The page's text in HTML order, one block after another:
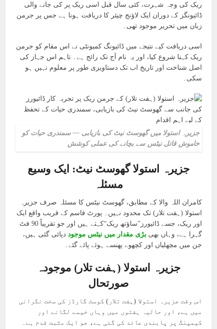
ریک کی وجہ شہرت، کئی سال قبل اسی ریک پر کی جانے والی
ڈائیونگز کے دوران ایک لاؤنج چیئر کا دریافت ہونا ہے جس پر جرمن
زبان میں تحریر موجود تھی۔
اسی دریافت کیے نتیجے میں ڈائیونگ کمیونٹی نے اس مقام کو جرمن
ریک کہنا شروع کیا، اور یہ نام آج تک رائج ہے۔ تاہم اس جہاز کی
اصل شناخت اور تاریخ اب تک دستاویزی طور پر معلوم نہیں ہو
سکی۔
جزیرہ استولا میں گھوسٹ نیٹ کی بازیابی — سمندری حیات کو
خاموش قاتل نیٹس سے بچانے کی عملی کوشش
جزیرہ استولا گھوسٹ نیٹ: ایک وسیع
مسئلہ
کامران اللہ والا کے مطابق، گھوسٹ نیٹس کا مسئلہ صرف جزیرہ
استولا (ہفت تلار) تک محدود نہیں۔ پورٹ قاسم کے قریب واقع ایک
اور ریک، جسے ڈائیورز”ساؤتھ ریک“کہتے ہیں اور جو تقریباً 90 فٹ
گہرا ہے، وہاں بھی بڑی مقدار میں نیٹس موجود دپائی گئی ہیں،
جن میں مچھلیاں اور کچھوے پھنسے ہوئے پائے گئے۔
جزیرہ استولا (ہفت تلار) موجودہ
صورتحال
اس وقت جزیرہ استولا (ہفت تلار) کوسٹ گارڈز کی سخت نگرانی
میں ہے، اور حالیہ ہفتوں میں وہاں خیمے لگانے اور
کیمپنگ پر پابندی عائد کی گئی ہے، جو ایک مثبت قدم ہے۔